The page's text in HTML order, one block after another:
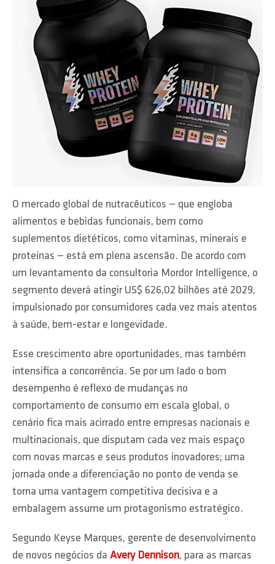
O mercado global de nutracêuticos — que engloba
alimentos e bebidas funcionais, bem como
suplementos dietéticos, como vitaminas, minerais e
proteínas — está em plena ascensão. De acordo com
um levantamento da consultoria Mordor Intelligence, o
segmento deverá atingir US$ 626,02 bilhões até 2029,
impulsionado por consumidores cada vez mais atentos
à saúde, bem-estar e longevidade.
Esse crescimento abre oportunidades, mas também
intensifica a concorrência. Se por um lado o bom
desempenho é reflexo de mudanças no
comportamento de consumo em escala global, o
cenário fica mais acirrado entre empresas nacionais e
multinacionais, que disputam cada vez mais espaço
com novas marcas e seus produtos inovadores; uma
jornada onde a diferenciação no ponto de venda se
torna uma vantagem competitiva decisiva e a
embalagem assume um protagonismo estratégico.
Segundo Keyse Marques, gerente de desenvolvimento
de novos negócios da Avery Dennison, para as marcas